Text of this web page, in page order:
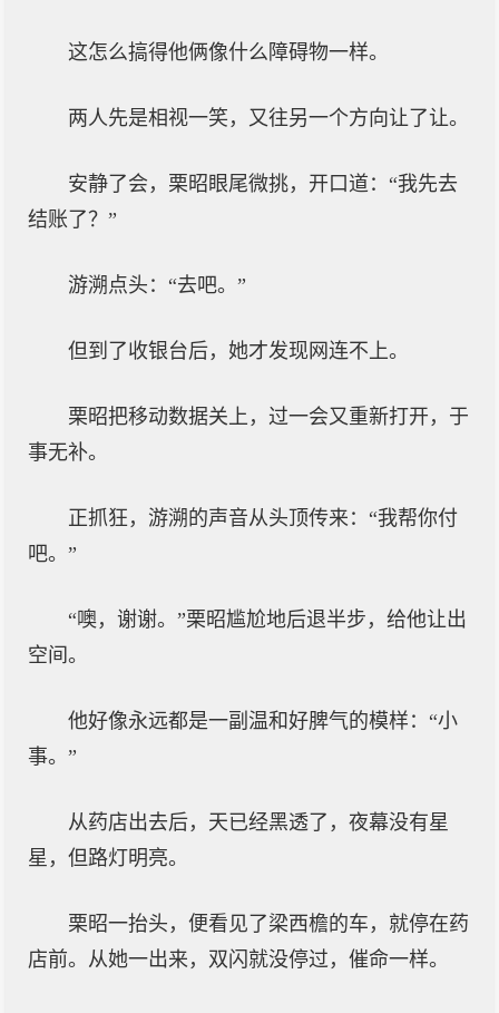
这怎么搞得他俩像什么障碍物一样。
两人先是相视一笑，又往另一个方向让了让。
安静了会，栗昭眼尾微挑，开口道：“我先去
结账了？”
游溯点头：“去吧。”
但到了收银台后，她才发现网连不上。
栗昭把移动数据关上，过一会又重新打开，于
事无补。
正抓狂，游溯的声音从头顶传来：“我帮你付
吧。”
“噢，谢谢。”栗昭尴尬地后退半步，给他让出
空间。
他好像永远都是一副温和好脾气的模样：“小
事。”
从药店出去后，天已经黑透了，夜幕没有星
星，但路灯明亮。
栗昭一抬头，便看见了梁西檐的车，就停在药
店前。从她一出来，双闪就没停过，催命一样。